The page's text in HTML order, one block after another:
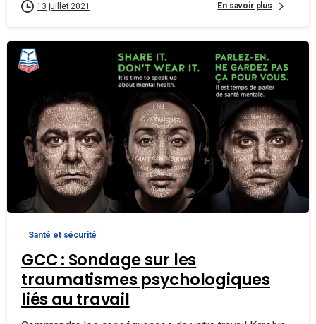
13 juillet 2021 En savoir plus
Santé et sécurité
GCC : Sondage sur les
traumatismes psychologiques
liés au travail